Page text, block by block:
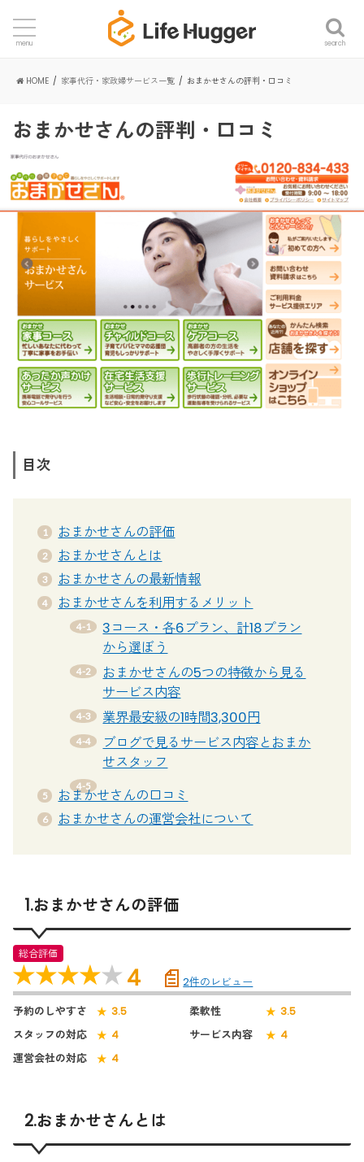
search
menu
HOME 家事代行・家政婦サービス一覧 おまかせさんの評判・口コミ
おまかせさんの評判・口コミ
目次
おまかせさんの評価
おまかせさんとは
おまかせさんの最新情報
おまかせさんを利用するメリット
3コース・各6プラン、計18プラン
から選ぼう
おまかせさんの5つの特徴から見る
サービス内容
業界最安級の1時間3,300円
ブログで見るサービス内容とおまか
せスタッフ
おまかせさんの口コミ
おまかせさんの運営会社について
1.おまかせさんの評価
総合評価
4 2件のレビュー
予約のしやすさ
3.5 柔軟性
3.5
スタッフの対応
4 サービス内容
4
運営会社の対応
4
2.おまかせさんとは